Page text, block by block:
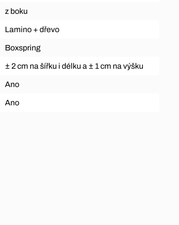
z boku
Lamino + dřevo
Boxspring
± 2 cm na šířku i délku a ± 1 cm na výšku
Ano
Ano